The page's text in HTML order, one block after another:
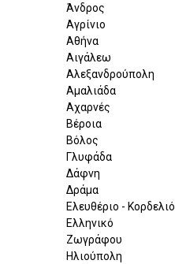
Άνδρος
Αγρίνιο
Αθήνα
Αιγάλεω
Αλεξανδρούπολη
Αμαλιάδα
Αχαρνές
Βέροια
Βόλος
Γλυφάδα
Δάφνη
Δράμα
Ελευθέριο - Κορδελιό
Ελληνικό
Ζωγράφου
Ηλιούπολη